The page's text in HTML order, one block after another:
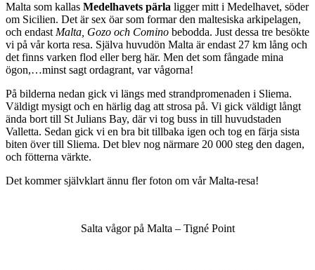
Malta som kallas Medelhavets pärla ligger mitt i Medelhavet, söder
om Sicilien. Det är sex öar som formar den maltesiska arkipelagen,
och endast Malta, Gozo och Comino bebodda. Just dessa tre besökte
vi på vår korta resa. Själva huvudön Malta är endast 27 km lång och
det finns varken flod eller berg här. Men det som fångade mina
ögon,…minst sagt ordagrant, var vågorna!
På bilderna nedan gick vi längs med strandpromenaden i Sliema.
Väldigt mysigt och en härlig dag att strosa på. Vi gick väldigt långt
ända bort till St Julians Bay, där vi tog buss in till huvudstaden
Valletta. Sedan gick vi en bra bit tillbaka igen och tog en färja sista
biten över till Sliema. Det blev nog närmare 20 000 steg den dagen,
och fötterna värkte.
Det kommer självklart ännu fler foton om vår Malta-resa!
Salta vågor på Malta – Tigné Point